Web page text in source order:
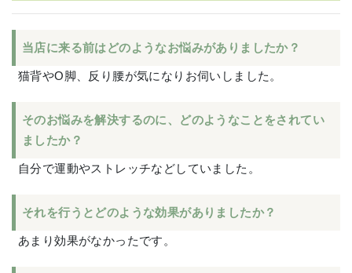
当店に来る前はどのようなお悩みがありましたか？
猫背やO脚、反り腰が気になりお伺いしました。
そのお悩みを解決するのに、どのようなことをされてい
ましたか？
自分で運動やストレッチなどしていました。
それを行うとどのような効果がありましたか？
あまり効果がなかったです。